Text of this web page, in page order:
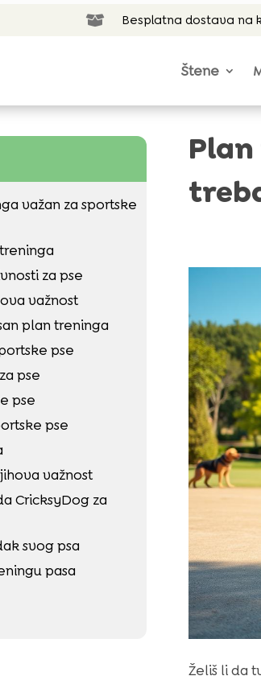
 Besplatna dostava na
Štene
važan za sportske
za pse
važnost
plan treninga
pse
pse
pse
pse
važnost
CricksyDog za
svog psa
pasa
Želiš li da